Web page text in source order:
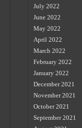
July 2022
June 2022
May 2022
April 2022
March 2022
February 2022
January 2022
December 2021
November 2021
October 2021
September 2021